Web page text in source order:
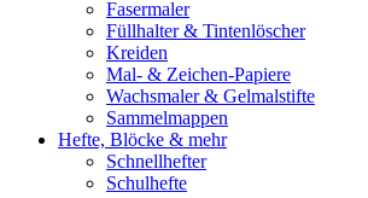
Fasermaler
Füllhalter & Tintenlöscher
Kreiden
Mal- & Zeichen-Papiere
Wachsmaler & Gelmalstifte
Sammelmappen
Hefte, Blöcke & mehr
Schnellhefter
Schulhefte